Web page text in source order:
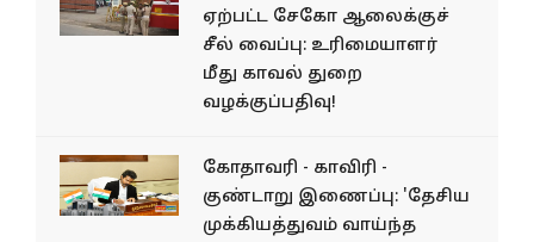
ஏற்பட்ட சேகோ ஆலைக்குச்
சீல் வைப்பு: உரிமையாளர்
மீது காவல் துறை
வழக்குப்பதிவு!
கோதாவரி - காவிரி -
குண்டாறு இணைப்பு: 'தேசிய
முக்கியத்துவம் வாய்ந்த